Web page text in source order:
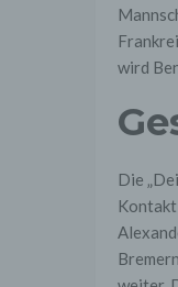
wird
Die